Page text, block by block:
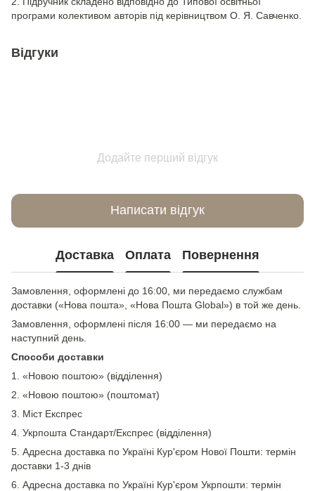
програми колективом авторів під керівництвом О. Я. Савченко.
Відгуки
Додайте перший відгук
Написати відгук
Доставка Оплата Повернення
Замовлення, оформлені до 16:00, ми передаємо службам
доставки («Нова пошта», «Нова Пошта Global») в той же день.
Замовлення, оформлені після 16:00 — ми передаємо на
наступний день.
Способи доставки
1. «Новою поштою» (відділення)
2. «Новою поштою» (поштомат)
3. Міст Експрес
4. Укрпошта Стандарт/Експрес (відділення)
5. Адресна доставка по Україні Кур'єром Нової Пошти: термін
доставки 1-3 днів
6. Адресна доставка по Україні Кур'єром Укрпошти: термін